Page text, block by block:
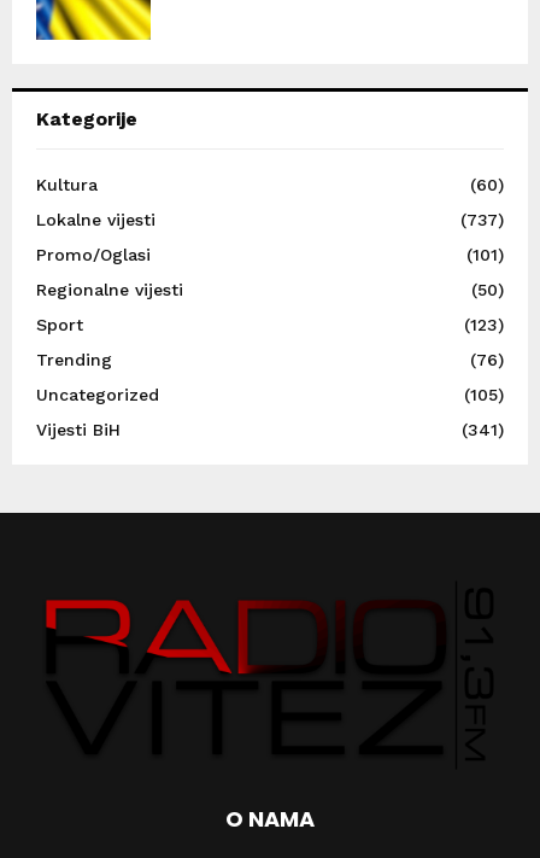
Kategorije
Kultura
(60)
Lokalne vijesti
(737)
Promo/Oglasi
(101)
Regionalne vijesti
(50)
Sport
(123)
Trending
(76)
Uncategorized
(105)
Vijesti BiH
(341)
O NAMA